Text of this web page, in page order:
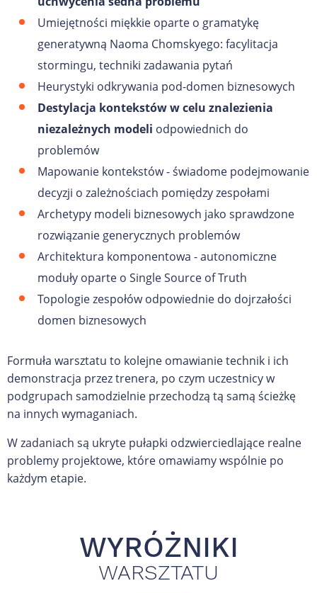
Umiejętności miękkie oparte o gramatykę
generatywną Naoma Chomskyego: facylitacja
stormingu, techniki zadawania pytań
Heurystyki odkrywania pod-domen biznesowych
Destylacja kontekstów w celu znalezienia
niezależnych modeli odpowiednich do
problemów
Mapowanie kontekstów - świadome podejmowanie
decyzji o zależnościach pomiędzy zespołami
Archetypy modeli biznesowych jako sprawdzone
rozwiązanie generycznych problemów
Architektura komponentowa - autonomiczne
moduły oparte o Single Source of Truth
Topologie zespołów odpowiednie do dojrzałości
domen biznesowych
Formuła warsztatu to kolejne omawianie technik i ich
demonstracja przez trenera, po czym uczestnicy w
podgrupach samodzielnie przechodzą tą samą ścieżkę
na innych wymaganiach.
W zadaniach są ukryte pułapki odzwierciedlające realne
problemy projektowe, które omawiamy wspólnie po
każdym etapie.
WYRÓŻNIKI
WARSZTATU